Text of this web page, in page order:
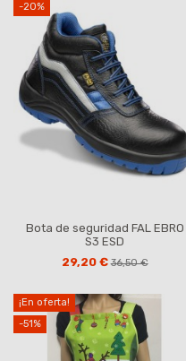
-20%
Bota de seguridad FAL EBRO
S3 ESD
29,20 €36,50 €
¡En oferta!
-51%